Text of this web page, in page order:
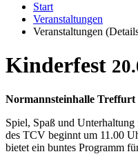
Start
Veranstaltungen
Veranstaltungen
Kinderfest
Normannsteinhalle Treffurt
Spiel, Spaß und
des TCV beginnt um 11.00
bietet ein buntes Programm